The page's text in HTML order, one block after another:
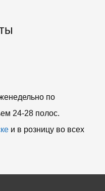
по
24-28 полос.
и в розницу во всех